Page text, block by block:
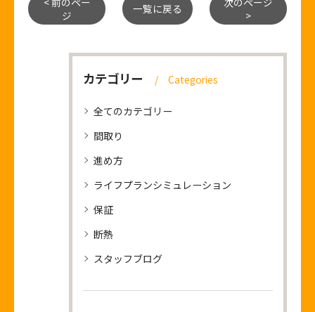
ジ
一覧に戻る
>
カテゴリー Categories
全てのカテゴリー
間取り
進め方
ライフプランシミュレーション
保証
断熱
スタッフブログ